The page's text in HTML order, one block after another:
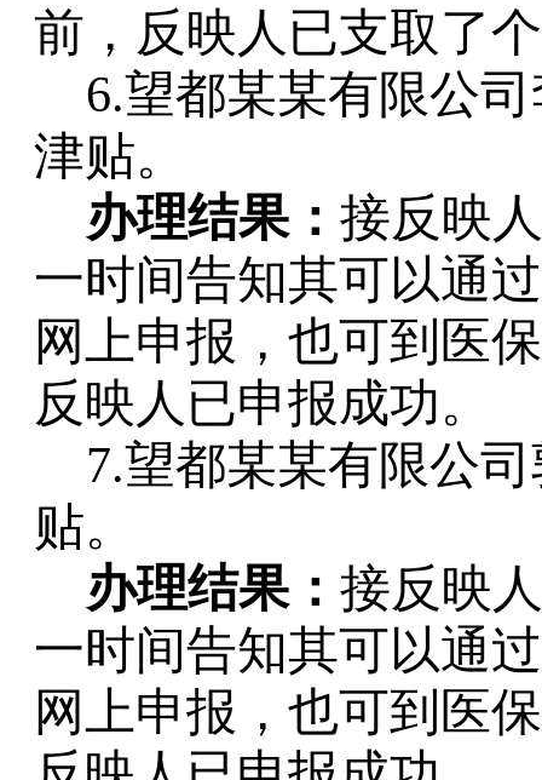
前，反映人已支取了
6.望都某某有限公
津贴。
办理结果： 接反映
一时间告知其可以通过
网上申报，也可到医
反映人已申报成功。
7.望都某某有限公
贴。
办理结果： 接反映
一时间告知其可以通过
网上申报，也可到医